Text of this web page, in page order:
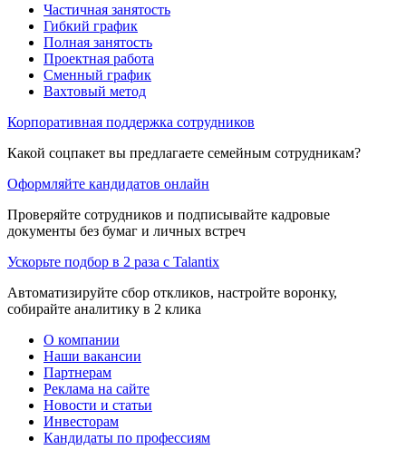
Частичная занятость
Гибкий график
Полная занятость
Проектная работа
Сменный график
Вахтовый метод
Корпоративная поддержка сотрудников
Какой соцпакет вы предлагаете семейным сотрудникам?
Оформляйте кандидатов онлайн
Проверяйте сотрудников и подписывайте кадровые
документы без бумаг и личных встреч
Ускорьте подбор в 2 раза с Talantix
Автоматизируйте сбор откликов, настройте воронку,
собирайте аналитику в 2 клика
О компании
Наши вакансии
Партнерам
Реклама на сайте
Новости и статьи
Инвесторам
Кандидаты по профессиям